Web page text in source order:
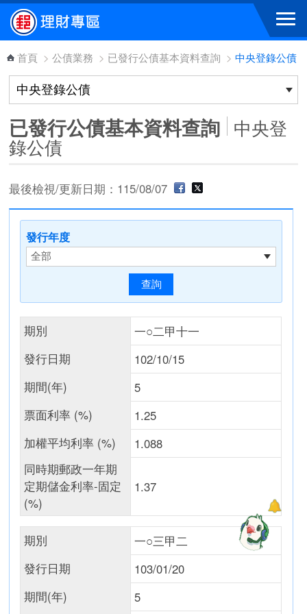
跳到主要內容區塊
首頁 > 公債業務 > 已發行公債基本資料查詢 > 中央登錄公債
已發行公債基本資料查詢 中央登
錄公債
最後檢視/更新日期：115/08/07
發行年度
期別
一○二甲十一
發行日期
102/10/15
期間(年)
5
票面利率 (%)
1.25
加權平均利率 (%)
1.088
同時期郵政一年期
定期儲金利率-固定
(%)
1.37
期別
一○三甲二
發行日期
103/01/20
期間(年)
5